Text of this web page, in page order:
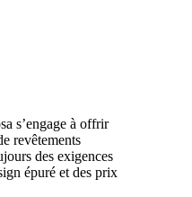
s’engage à offrir
revêtements
des exigences
épuré et des prix